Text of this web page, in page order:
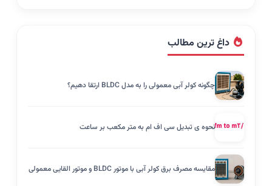
داغ ترین مطالب
چگونه کولر آبی معمولی را به مدل BLDC ارتقا دهیم؟
نحوه ی تبدیل سی اف ام به متر مکعب بر ساعت
مقایسه مصرف برق کولر آبی با موتور BLDC و موتور القایی معمولی